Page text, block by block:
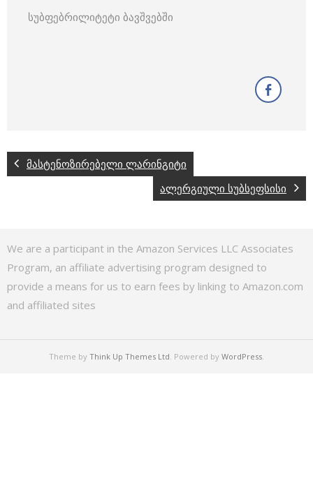
სუბფებრილიტეტი ბავშვებში
მასტენოზირებელი ლარინგიტი
ალერგიული სუბსეფსისი
We are a participant in the Amazon Services LLC Associates
Program, an affiliate advertising program designed to
provide a means for us to earn fees by linking to Amazon.com
and affiliated sites
Theme by Think Up Themes Ltd . Powered by WordPress